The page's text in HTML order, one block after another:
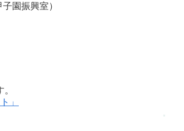
園振興室）
」